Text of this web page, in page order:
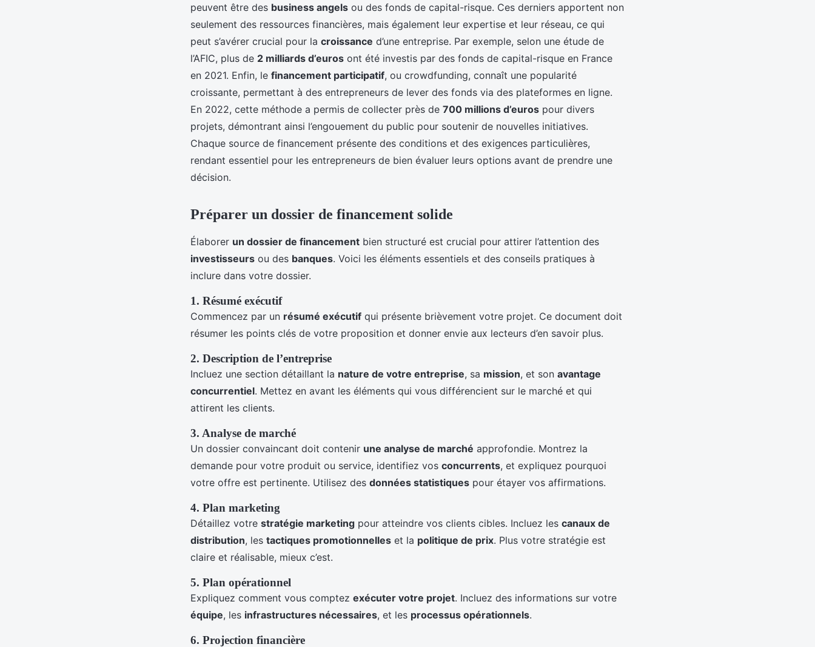
peuvent être des business angels ou des fonds de capital-risque. Ces derniers apportent non
seulement des ressources financières, mais également leur expertise et leur réseau, ce qui
peut s’avérer crucial pour la croissance d’une entreprise. Par exemple, selon une étude de
l’AFIC, plus de 2 milliards d’euros ont été investis par des fonds de capital-risque en France
en 2021. Enfin, le financement participatif, ou crowdfunding, connaît une popularité
croissante, permettant à des entrepreneurs de lever des fonds via des plateformes en ligne.
En 2022, cette méthode a permis de collecter près de 700 millions d’euros pour divers
projets, démontrant ainsi l’engouement du public pour soutenir de nouvelles initiatives.
Chaque source de financement présente des conditions et des exigences particulières,
rendant essentiel pour les entrepreneurs de bien évaluer leurs options avant de prendre une
décision.
Préparer un dossier de financement solide
Élaborer un dossier de financement bien structuré est crucial pour attirer l’attention des
investisseurs ou des banques. Voici les éléments essentiels et des conseils pratiques à
inclure dans votre dossier.
1. Résumé exécutif
Commencez par un résumé exécutif qui présente brièvement votre projet. Ce document doit
résumer les points clés de votre proposition et donner envie aux lecteurs d’en savoir plus.
2. Description de l’entreprise
Incluez une section détaillant la nature de votre entreprise, sa mission, et son avantage
concurrentiel. Mettez en avant les éléments qui vous différencient sur le marché et qui
attirent les clients.
3. Analyse de marché
Un dossier convaincant doit contenir une analyse de marché approfondie. Montrez la
demande pour votre produit ou service, identifiez vos concurrents, et expliquez pourquoi
votre offre est pertinente. Utilisez des données statistiques pour étayer vos affirmations.
4. Plan marketing
Détaillez votre stratégie marketing pour atteindre vos clients cibles. Incluez les canaux de
distribution, les tactiques promotionnelles et la politique de prix. Plus votre stratégie est
claire et réalisable, mieux c’est.
5. Plan opérationnel
Expliquez comment vous comptez exécuter votre projet. Incluez des informations sur votre
équipe, les infrastructures nécessaires, et les processus opérationnels.
6. Projection financière